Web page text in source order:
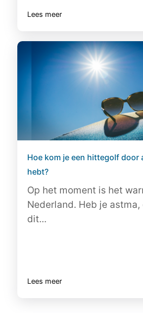
Lees meer
Hoe kom je een hittegolf door
hebt?
Op het moment is het
Nederland. Heb je astma,
dit...
Lees meer